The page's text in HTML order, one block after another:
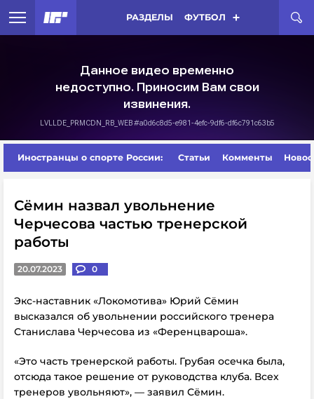
РАЗДЕЛЫ ФУТБОЛ
Иностранцы о спорте России: Статьи Комменты
Сёмин назвал увольнение
Черчесова частью тренерской
работы
20.07.2023 0
Экс-наставник «Локомотива» Юрий Сёмин
высказался об увольнении российского тренера
Станислава Черчесова из «Ференцвароша».
«Это часть тренерской работы. Грубая осечка была,
отсюда такое решение от руководства клуба. Всех
тренеров увольняют», — заявил Сёмин.